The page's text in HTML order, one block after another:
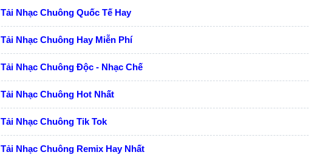
Tải Nhạc Chuông Quốc Tế Hay
Tải Nhạc Chuông Hay Miễn Phí
Tải Nhạc Chuông Độc - Nhạc Chế
Tải Nhạc Chuông Hot Nhất
Tải Nhạc Chuông Tik Tok
Tải Nhạc Chuông Remix Hay Nhất